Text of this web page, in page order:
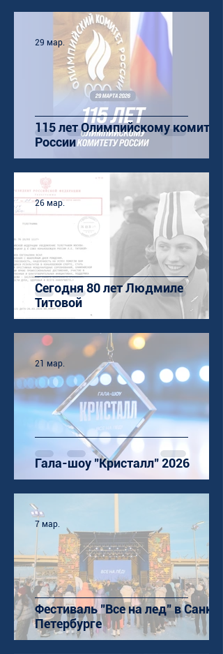
115 лет Олимпийскому комитету
России
29 мар.
Сегодня 80 лет Людмиле
Титовой
26 мар.
Гала-шоу "Кристалл" 2026
21 мар.
Фестиваль "Все на лед" в Санкт-
Петербурге
7 мар.